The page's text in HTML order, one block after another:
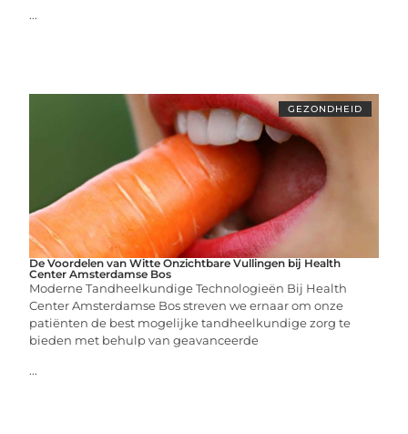
...
GEZONDHEID
De Voordelen van Witte Onzichtbare Vullingen bij Health
Center Amsterdamse Bos
Moderne Tandheelkundige Technologieën Bij Health
Center Amsterdamse Bos streven we ernaar om onze
patiënten de best mogelijke tandheelkundige zorg te
bieden met behulp van geavanceerde
...